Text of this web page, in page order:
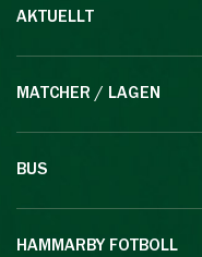
AKTUELLT
MATCHER / LAGEN
BUS
HAMMARBY FOTBOLL